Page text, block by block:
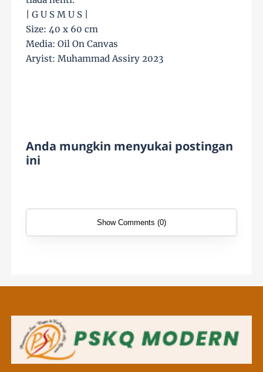
| G U S M U S |
Size: 40 x 60 cm
Media: Oil On Canvas
Aryist: Muhammad Assiry 2023
Anda mungkin menyukai postingan
ini
Show Comments (0)